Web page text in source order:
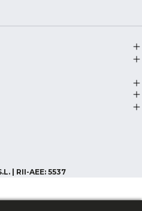
| RII-AEE: 5537